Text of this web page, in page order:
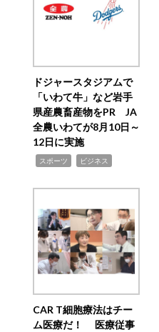
ドジャースタジアムで
「いわて牛」など岩手
県産農畜産物をPR JA
全農いわてが8月10日～
12日に実施
スポーツ ビジネス
CAR T細胞療法はチー
ム医療だ！ 医療従事